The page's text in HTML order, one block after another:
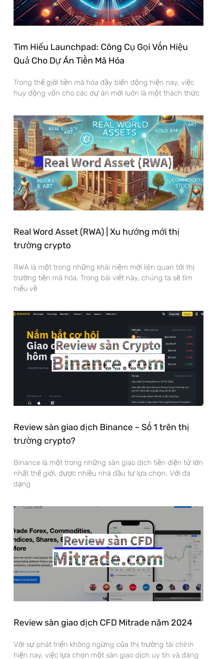
Tìm Hiểu Launchpad: Công Cụ Gọi Vốn Hiệu
Quả Cho Dự Án Tiền Mã Hóa
Trong thế giới tiền mã hóa đầy biến động hiện nay, việc
huy động vốn cho các dự án mới luôn là một thách thức
Real Word Asset (RWA) | Xu hướng mới thị
trường crypto
RWA là một trong những khái niệm mới liên quan tới thị
trường tiền mã hóa. Trong bài viết này, chúng ta sẽ tìm
hiểu về
Review sàn giao dịch Binance – Số 1 trên thị
trường crypto?
Binance là một trong những sàn giao dịch tiền điện tử lớn
nhất thế giới, được nhiều nhà đầu tư lựa chọn. Với đa
dạng
Review sàn giao dịch CFD Mitrade năm 2024
Với sự phát triển không ngừng của thị trường tài chính
hiện nay, việc lựa chọn một sàn giao dịch uy tín và đáng